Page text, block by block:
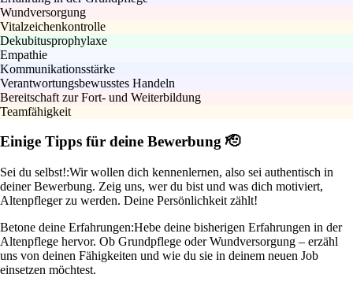
Wundversorgung
Vitalzeichenkontrolle
Dekubitusprophylaxe
Empathie
Kommunikationsstärke
Verantwortungsbewusstes Handeln
Bereitschaft zur Fort- und Weiterbildung
Teamfähigkeit
Einige Tipps für deine Bewerbung 🫡
Sei du selbst!:Wir wollen dich kennenlernen, also sei authentisch in
deiner Bewerbung. Zeig uns, wer du bist und was dich motiviert,
Altenpfleger zu werden. Deine Persönlichkeit zählt!
Betone deine Erfahrungen:Hebe deine bisherigen Erfahrungen in der
Altenpflege hervor. Ob Grundpflege oder Wundversorgung – erzähl
uns von deinen Fähigkeiten und wie du sie in deinem neuen Job
einsetzen möchtest.